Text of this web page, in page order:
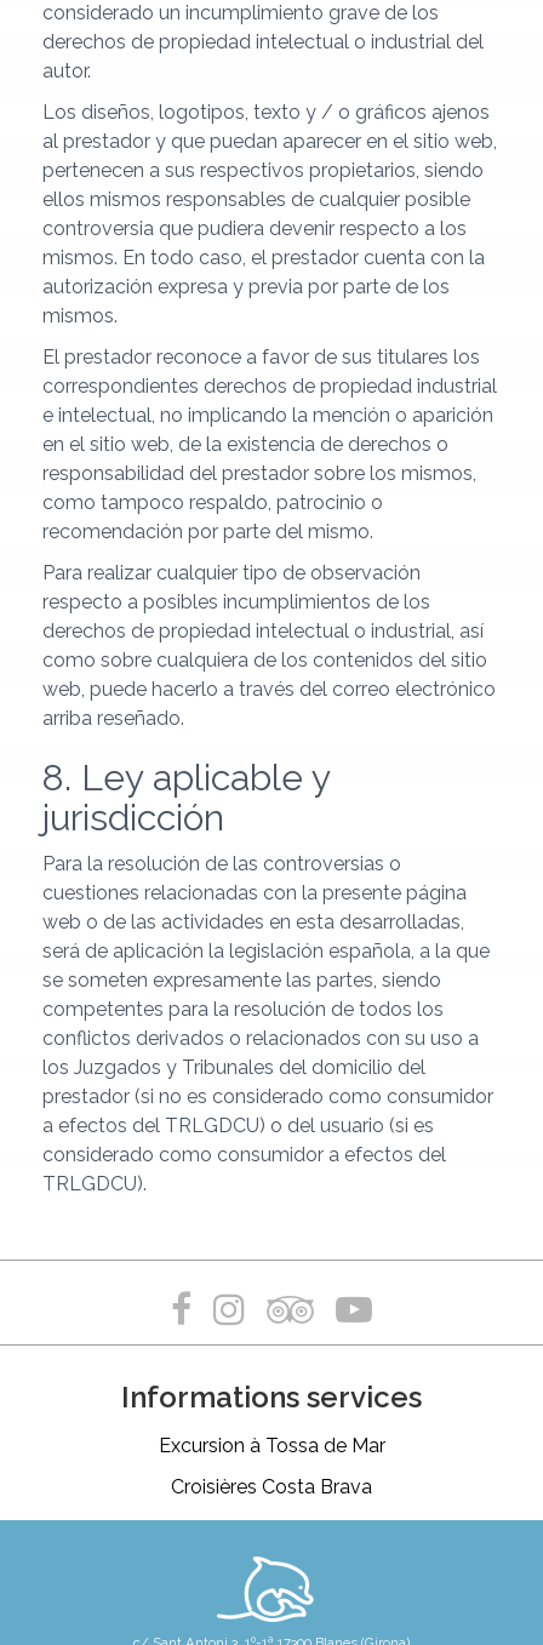
considerado un incumplimiento grave de los
derechos de propiedad intelectual o industrial del
autor.
Los diseños, logotipos, texto y / o gráficos ajenos
al prestador y que puedan aparecer en el sitio web,
pertenecen a sus respectivos propietarios, siendo
ellos mismos responsables de cualquier posible
controversia que pudiera devenir respecto a los
mismos. En todo caso, el prestador cuenta con la
autorización expresa y previa por parte de los
mismos.
El prestador reconoce a favor de sus titulares los
correspondientes derechos de propiedad industrial
e intelectual, no implicando la mención o aparición
en el sitio web, de la existencia de derechos o
responsabilidad del prestador sobre los mismos,
como tampoco respaldo, patrocinio o
recomendación por parte del mismo.
Para realizar cualquier tipo de observación
respecto a posibles incumplimientos de los
derechos de propiedad intelectual o industrial, así
como sobre cualquiera de los contenidos del sitio
web, puede hacerlo a través del correo electrónico
arriba reseñado.
8. Ley aplicable y
jurisdicción
Para la resolución de las controversias o
cuestiones relacionadas con la presente página
web o de las actividades en esta desarrolladas,
será de aplicación la legislación española, a la que
se someten expresamente las partes, siendo
competentes para la resolución de todos los
conflictos derivados o relacionados con su uso a
los Juzgados y Tribunales del domicilio del
prestador (si no es considerado como consumidor
a efectos del TRLGDCU) o del usuario (si es
considerado como consumidor a efectos del
TRLGDCU).
Informations services
Excursion à Tossa de Mar
Croisières Costa Brava